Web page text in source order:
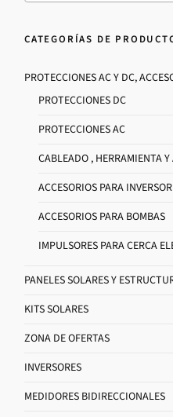
CATEGORÍAS DE
PROTECCIONES AC Y DC,
PROTECCIONES DC
PROTECCIONES AC
CABLEADO , HERRAMIENTA Y
ACCESORIOS PARA
ACCESORIOS PARA BOMBAS
IMPULSORES PARA CERCA
PANELES SOLARES Y
KITS SOLARES
ZONA DE OFERTAS
INVERSORES
MEDIDORES BIDIRECCIONALES